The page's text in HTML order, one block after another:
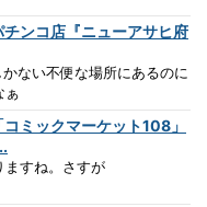
チンコ店『ニューアサヒ府
ない不便な場所にあるのに
ぁ
ミックマーケット108」
ますね。さすが